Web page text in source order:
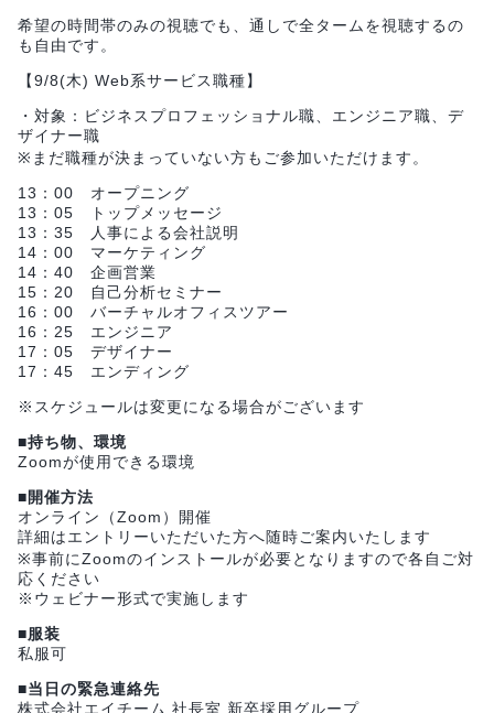
希望の時間帯のみの視聴でも、通しで全タームを視聴するの
も自由です。
【9/8(木) Web系サービス職種】
・対象：ビジネスプロフェッショナル職、エンジニア職、デ
ザイナー職
※まだ職種が決まっていない方もご参加いただけます。
13：00 オープニング
13：05 トップメッセージ
13：35 人事による会社説明
14：00 マーケティング
14：40 企画営業
15：20 自己分析セミナー
16：00 バーチャルオフィスツアー
16：25 エンジニア
17：05 デザイナー
17：45 エンディング
※スケジュールは変更になる場合がございます
■持ち物、環境
Zoomが使用できる環境
■開催方法
オンライン（Zoom）開催
詳細はエントリーいただいた方へ随時ご案内いたします
※事前にZoomのインストールが必要となりますので各自ご対
応ください
※ウェビナー形式で実施します
■服装
私服可
■当日の緊急連絡先
株式会社エイチーム 社長室 新卒採用グループ